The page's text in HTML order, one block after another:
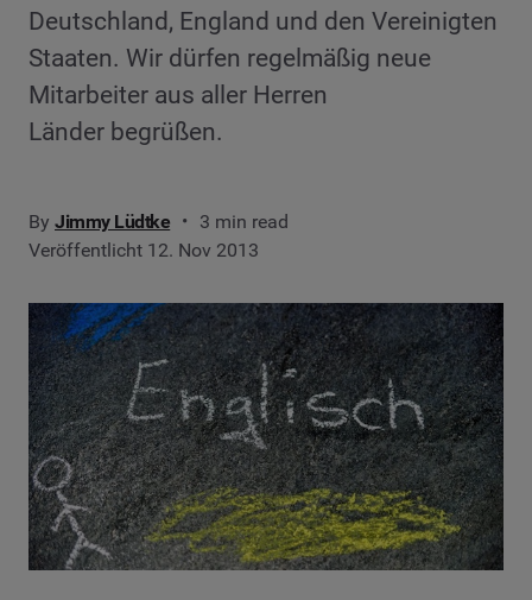
Deutschland, England und den Vereinigten
Staaten. Wir dürfen regelmäßig neue
Mitarbeiter aus aller Herren
Länder begrüßen.
By Jimmy Lüdtke
3 min read
Veröffentlicht 12. Nov 2013